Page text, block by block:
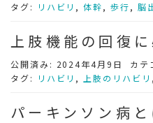
タグ:
リハビリ ,体幹, 歩行, 脳
上肢機能の回復
公開済み: 2024年4月9日 カ
タグ:
リハビリ , 上肢のリハビリ ,
パーキンソン病